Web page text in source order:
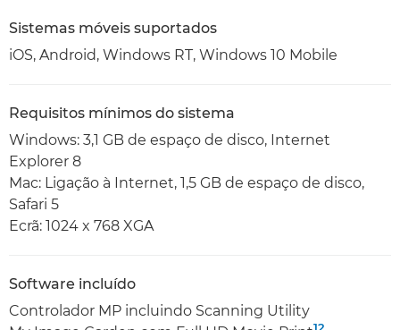
Sistemas móveis suportados
iOS, Android, Windows RT, Windows 10 Mobile
Requisitos mínimos do sistema
Windows: 3,1 GB de espaço de disco, Internet
Explorer 8
Mac: Ligação à Internet, 1,5 GB de espaço de disco,
Safari 5
Ecrã: 1024 x 768 XGA
Software incluído
Controlador MP incluindo Scanning Utility
12